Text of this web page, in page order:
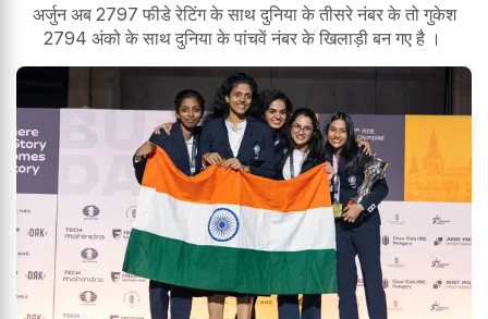
अर्जुन अब 2797 फीडे रेटिंग के साथ दुनिया के तीसरे नंबर के तो गुकेश
2794 अंको के साथ दुनिया के पांचवें नंबर के खिलाड़ी बन गए है ।